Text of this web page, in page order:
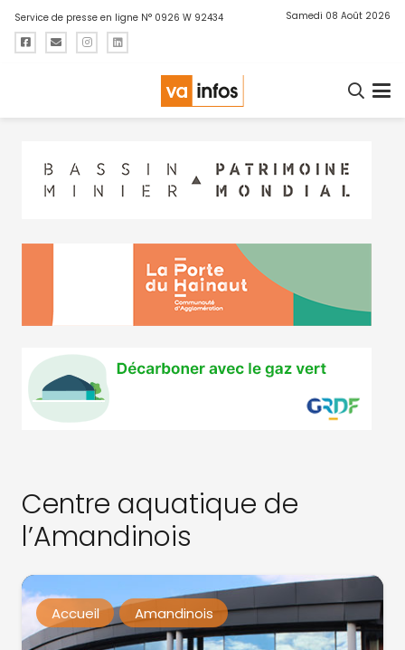
Service de presse en ligne N° 0926 W 92434 Samedi 08 Août 2026
Centre aquatique de
l’Amandinois
Accueil Amandinois